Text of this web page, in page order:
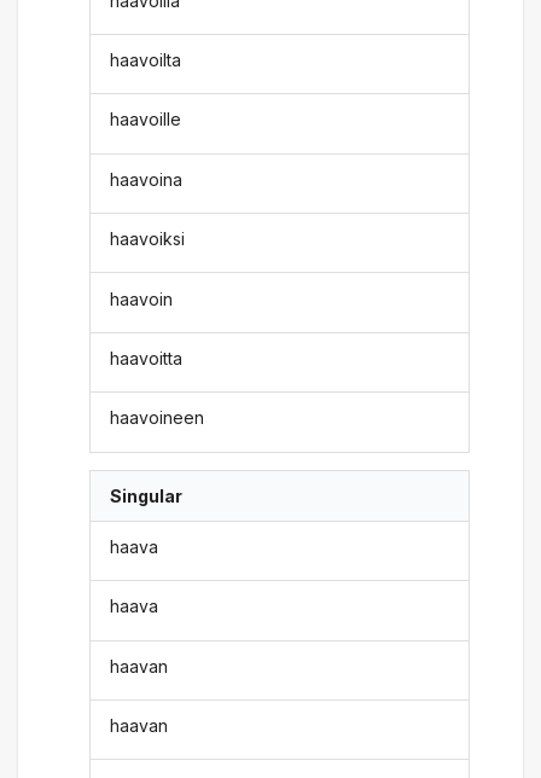
haavoilta
haavoille
haavoina
haavoiksi
haavoin
haavoitta
haavoineen
Singular
haava
haava
haavan
haavan